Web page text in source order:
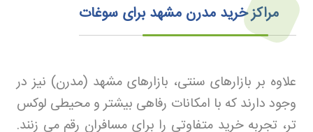
مراکز خرید مدرن مشهد برای سوغات
علاوه بر بازارهای سنتی، بازارهای مشهد (مدرن) نیز در
وجود دارند که با امکانات رفاهی بیشتر و محیطی لوکس
تر، تجربه خرید متفاوتی را برای مسافران رقم می زنند.